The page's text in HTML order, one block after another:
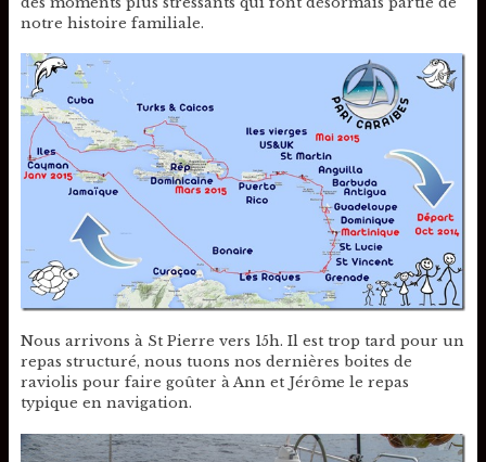
notre histoire familiale.
Nous arrivons à St Pierre vers 15h. Il est trop tard pour un
repas structuré, nous tuons nos dernières boites de
raviolis pour faire goûter à Ann et Jérôme le repas
typique en navigation.